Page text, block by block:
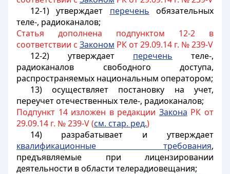
12-1) утверждает перечень обязательных
теле-, радиоканалов;
Статья дополнена подпунктом 12-2 в
соответствии с Законом РК от 29.09.14 г. № 239-V
12-2) утверждает перечень теле-,
радиоканалов свободного доступа,
распространяемых национальным оператором;
13) осуществляет постановку на учет,
переучет отечественных теле-, радиоканалов;
Подпункт 14 изложен в редакции Закона РК от
29.09.14 г. № 239-V (см. стар. ред.)
14) разрабатывает и утверждает
квалификационные требования,
предъявляемые при лицензировании
деятельности в области телерадиовещания;